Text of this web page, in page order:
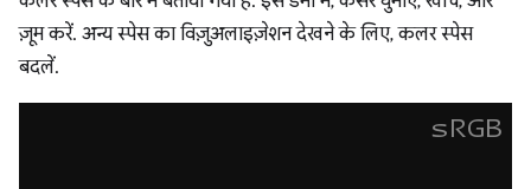
ज़ूम करें. अन्य स्पेस का विज़ुअलाइज़ेशन देखने के लिए, कलर स्पेस
बदलें.